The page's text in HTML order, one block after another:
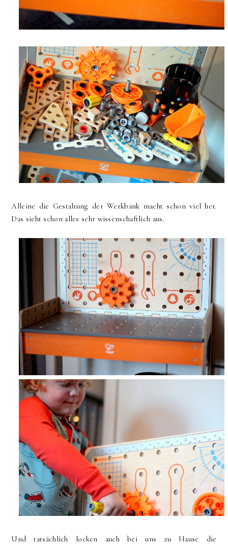
Alleine die Gestaltung der Werkbank macht schon viel her.
Das sieht schon alles sehr wissenschaftlich aus.
Und tatsächlich locken auch bei uns zu Hause die